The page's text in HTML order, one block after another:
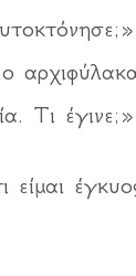
Τι έγινε;»
είμαι